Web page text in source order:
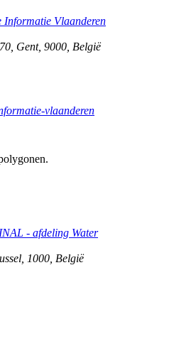
Informatie Vlaanderen
Gent, 9000 België
vlaanderen
- afdeling Water
1000 België